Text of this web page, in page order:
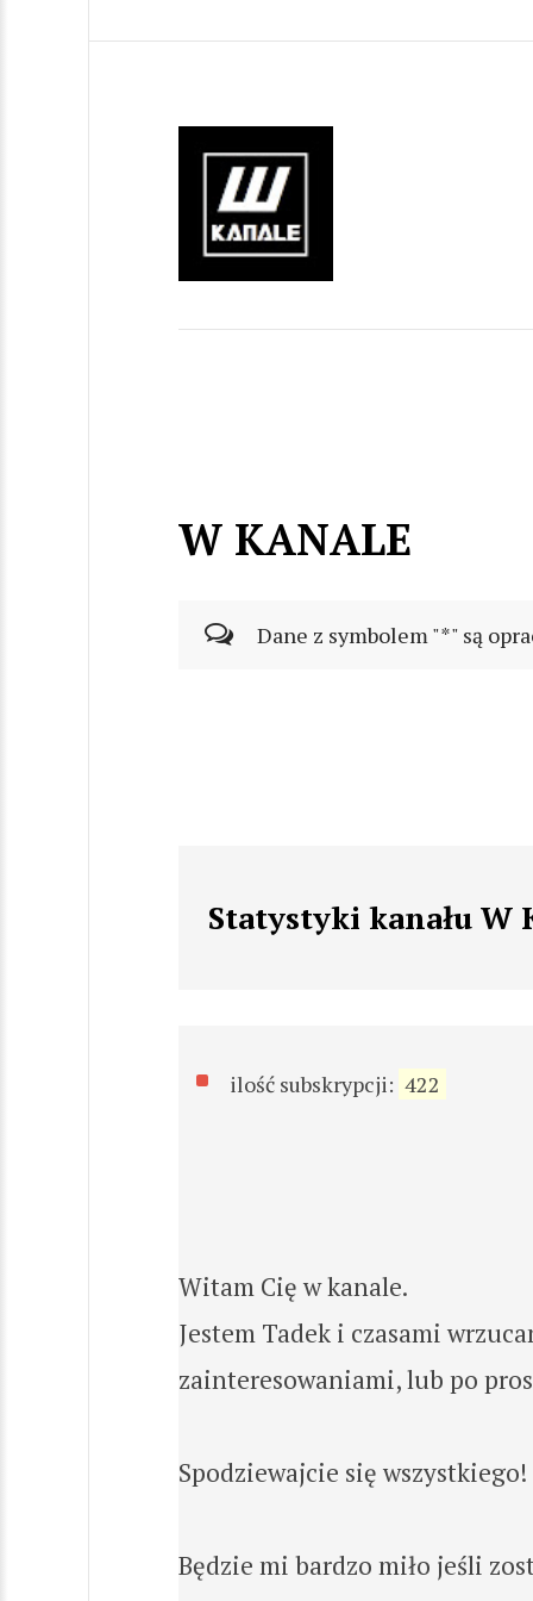
W KANALE
Dane z symbolem "*" są
Statystyki kanału W
ilość subskrypcji: 422
Witam Cię w kanale.
Jestem Tadek i czasami
zainteresowaniami, lub po
Spodziewajcie się wszystkiego!
Będzie mi bardzo miło jeśli